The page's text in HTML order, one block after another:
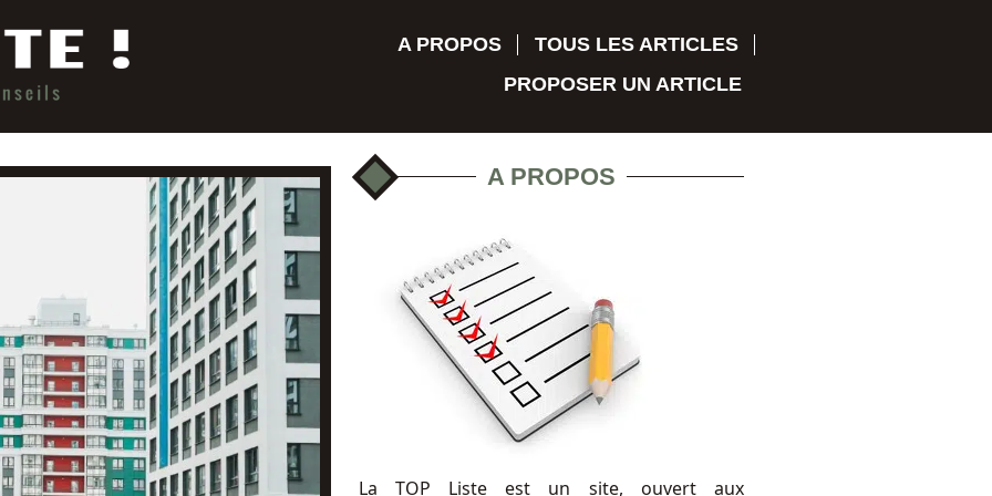
A PROPOS
TOUS LES ARTICLES
PROPOSER UN ARTICLE
A PROPOS
La TOP Liste est un site, ouvert aux